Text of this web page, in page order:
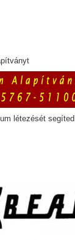
létezését